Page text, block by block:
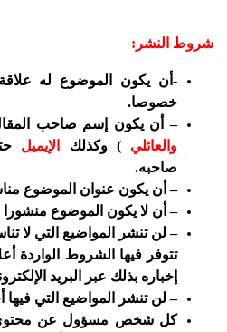
شروط النشر:
-أن يكون الموضوع له
خصوصا.
– أن يكون إسم صاحب
والعائلي ) وكذلك الإيميل
صاحبه.
– أن يكون عنوان الموضوع
– أن لا يكون الموضوع
– لن تنشر المواضيع التي لا
تتوفر فيها الشروط الواردة
إخباره بذلك عبر البريد
– لن تنشر المواضيع التي فيها
كل شخص مسؤول عن محتوى